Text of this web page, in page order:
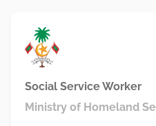
Social Service Worker
Ministry of Homeland